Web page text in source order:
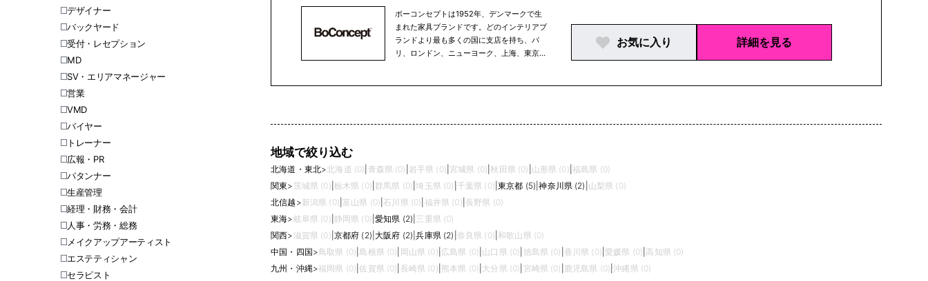
デザイナー
バックヤード
受付・レセプション
MD
SV・エリアマネージャー
営業
VMD
バイヤー
トレーナー
広報・PR
パタンナー
生産管理
経理・財務・会計
人事・労務・総務
メイクアップアーティスト
エステティシャン
セラピスト
ボーコンセプトは1952年、デンマークで生
まれた家具ブランドです。どのインテリアブ
ランドより最も多くの国に支店を持ち、パ
リ、ロンドン、ニューヨーク、上海、東京な
味しています。本拠地・デンマークに自社工
場を持っている為、テーブルなどは全てデン
マーク製。デザインから生産、販売、配送を
自社内で一括管理を行っているからこそ、商
品管理とデザイン性の柔軟性を保つことが出
来るのです。リテール部門・コントラクト部
門など様々な価値提供の手法を通して、室内
用・店舗用の総合的なインテリアデザイン・
サービスの提供、お客様がパーソナルホーム
お気に入り 詳細を見る
地域で絞り込む
北海道・東北> 北海道 (0) 青森県 (0) 岩手県 (0) |宮城県 (0) |秋田県 (0) 山形県 (0) 福島県 (0)
関東> 茨城県 (0) 栃木県 (0) 群馬県 (0) |埼玉県 (0) 千葉県 (0) |東京都 (5) |神奈川県 (2) 山梨県 (0)
北信越 >新潟県 (0) |富山県 (0) 石川県 (0) 福井県 (0) 長野県 (0)
東海>岐阜県 (0) 静岡県 (0) |愛知県 (2) 三重県 (0)
関西>滋賀県 (0) 京都府 (2) |大阪府 (2) |兵庫県 (2) 奈良県 (0) |和歌山県 (0)
中国・四国>鳥取県 (0) |島根県 (0) 岡山県 (0) 広島県 (0) 山口県 (0) 徳島県 (0) 香川県 (0) |愛媛県 (0) 高知県 (0)
九州・沖縄>福岡県 (0) |佐賀県 (0) 長崎県 (0) 熊本県 (0) 大分県 (0) 宮崎県 (0) 鹿児島県 (0) |沖縄県 (0)